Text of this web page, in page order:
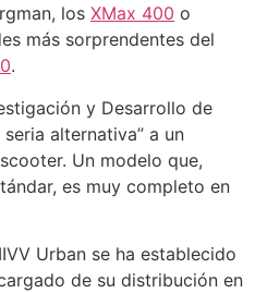
los XMax 400 o
más sorprendentes del
.
y Desarrollo de
alternativa” a un
Un modelo que,
es muy completo en
Urban se ha establecido
de su distribución en